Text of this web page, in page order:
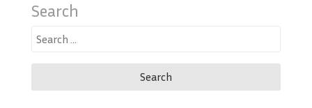
Search
Search